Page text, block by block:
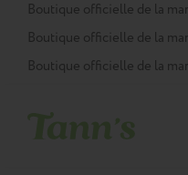
Panneau de gestion des cookies
Boutique officielle de la
Boutique officielle de la
Boutique officielle de la